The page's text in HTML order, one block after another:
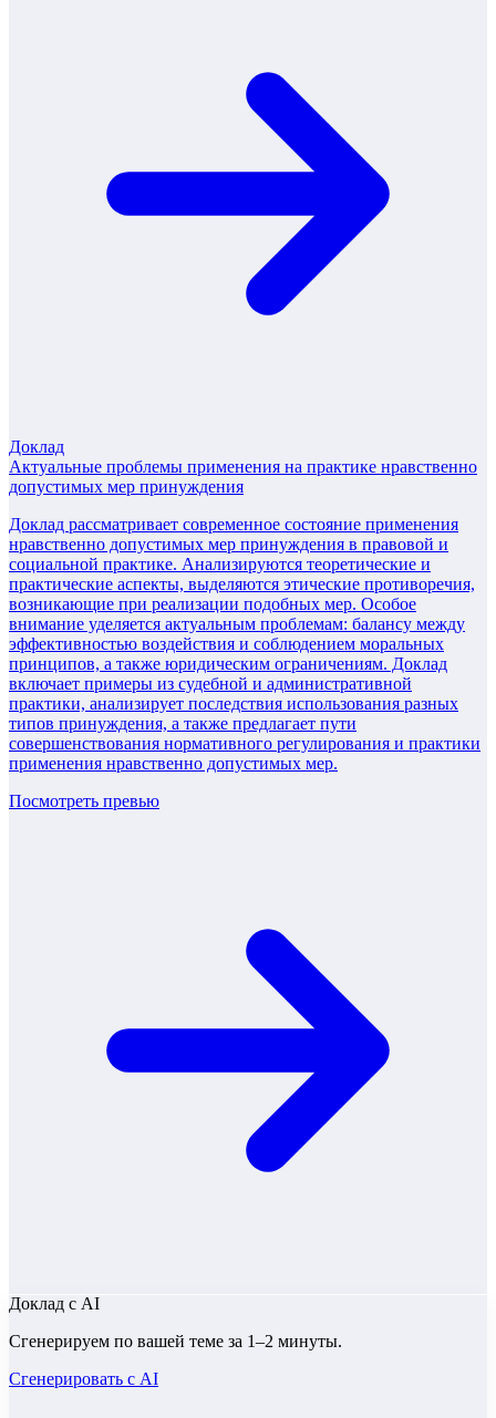
Доклад
Актуальные проблемы применения на практике нравственно
допустимых мер принуждения
Доклад рассматривает современное состояние применения
нравственно допустимых мер принуждения в правовой и
социальной практике. Анализируются теоретические и
практические аспекты, выделяются этические противоречия,
возникающие при реализации подобных мер. Особое
внимание уделяется актуальным проблемам: балансу между
эффективностью воздействия и соблюдением моральных
принципов, а также юридическим ограничениям. Доклад
включает примеры из судебной и административной
практики, анализирует последствия использования разных
типов принуждения, а также предлагает пути
совершенствования нормативного регулирования и практики
применения нравственно допустимых мер.
Посмотреть превью
Доклад с AI
Сгенерируем по вашей теме за 1–2 минуты.
Сгенерировать с AI